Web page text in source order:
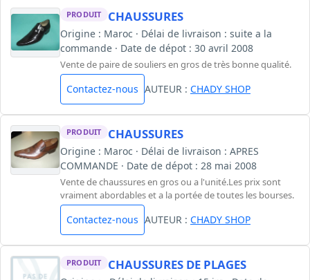
PRODUIT CHAUSSURES
Origine : Maroc · Délai de livraison : suite a la
commande · Date de dépot : 30 avril 2008
Vente de paire de souliers en gros de très bonne qualité.
Contactez-nous AUTEUR : CHADY SHOP
PRODUIT CHAUSSURES
Origine : Maroc · Délai de livraison : APRES
COMMANDE · Date de dépot : 28 mai 2008
Vente de chaussures en gros ou a l'unité.Les prix sont
vraiment abordables et a la portée de toutes les bourses.
Contactez-nous AUTEUR : CHADY SHOP
PRODUIT CHAUSSURES DE PLAGES